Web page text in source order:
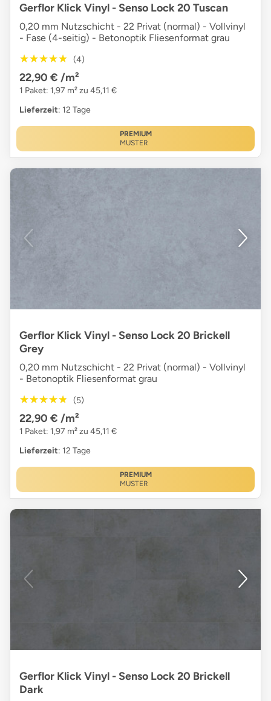
Gerflor Klick Vinyl - Senso Lock 20 Tuscan
0,20 mm Nutzschicht - 22 Privat (normal) - Vollvinyl
- Fase (4-seitig) - Betonoptik Fliesenformat grau
★★★★★
★★★★★ (4)
22,90 € /m²
1 Paket: 1,97 m² zu 45,11 €
Lieferzeit: 12 Tage
PREMIUM
MUSTER
Gerflor Klick Vinyl - Senso Lock 20 Brickell
Grey
0,20 mm Nutzschicht - 22 Privat (normal) - Vollvinyl
- Betonoptik Fliesenformat grau
★★★★★
★★★★★ (5)
22,90 € /m²
1 Paket: 1,97 m² zu 45,11 €
Lieferzeit: 12 Tage
PREMIUM
MUSTER
Gerflor Klick Vinyl - Senso Lock 20 Brickell
Dark